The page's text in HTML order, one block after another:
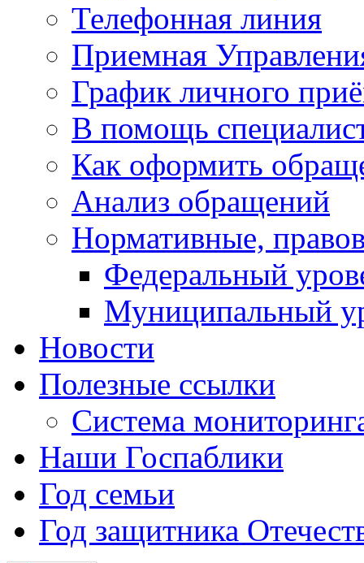
Телефонная линия
Приемная
График личного
В помощь
Как оформить
Анализ обращений
Нормативные,
Федеральный
Муниципальный
Новости
Полезные ссылки
Система
Наши Госпаблики
Год семьи
Год защитника